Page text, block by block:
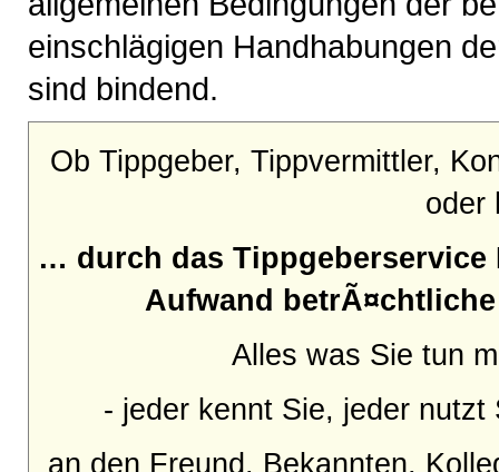
einschlägigen Handhabungen
sind bindend.
Ob Tippgeber, Tippvermittler,
oder
… durch das Tippgeberservice
Aufwand
Alles was Sie tun
- jeder kennt Sie, jeder
an den Freund, Bekannten,